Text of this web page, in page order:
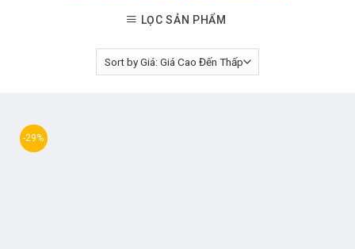
LỌC SẢN PHẨM
-29%